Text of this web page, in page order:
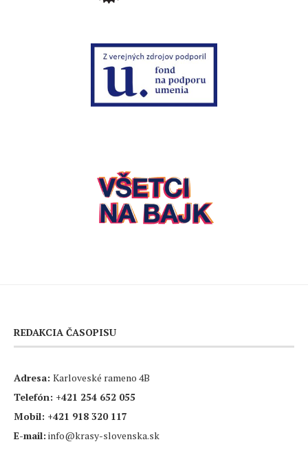
REDAKCIA ČASOPISU
Adresa: Karloveské rameno 4B
Telefón: +421 254 652 055
Mobil: +421 918 320 117
E-mail: info@krasy-slovenska.sk